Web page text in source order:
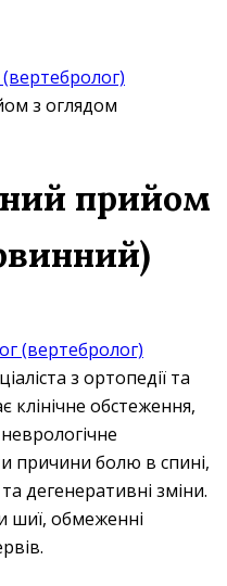
з оглядом
прийом
(вертебролог)
з ортопедії та
клінічне обстеження,
причини болю в спині,
дегенеративні зміни.
шиї, обмеженні